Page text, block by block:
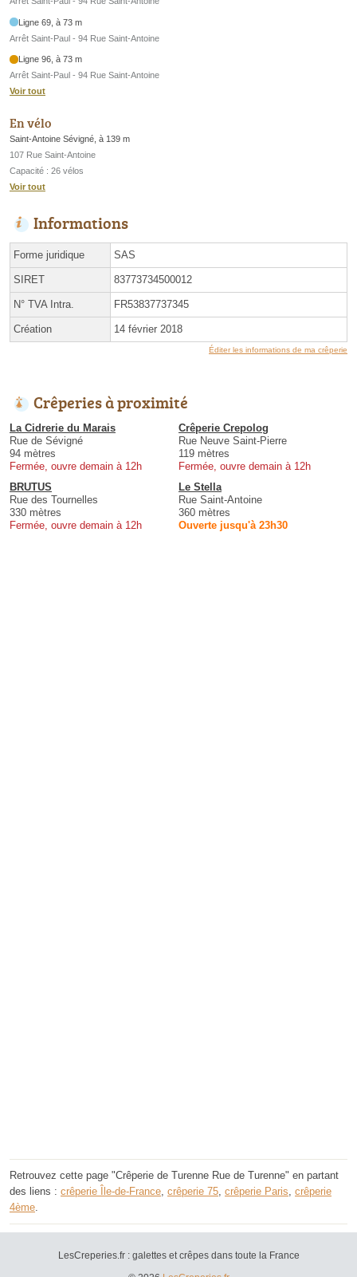
Ligne 69, à 73 m
Arrêt Saint-Paul - 94 Rue Saint-Antoine
Ligne 96, à 73 m
Arrêt Saint-Paul - 94 Rue Saint-Antoine
Voir tout
En vélo
Saint-Antoine Sévigné, à 139 m
107 Rue Saint-Antoine
Capacité : 26 vélos
Voir tout
Informations
Forme juridique SAS
SIRET 83773734500012
N° TVA Intra. FR53837737345
Création 14 février 2018
Éditer les informations de ma crêperie
Crêperies à proximité
La Cidrerie du Marais
Rue de Sévigné
94 mètres
Fermée, ouvre demain à 12h
Crêperie Crepolog
Rue Neuve Saint-Pierre
119 mètres
Fermée, ouvre demain à 12h
BRUTUS
Rue des Tournelles
330 mètres
Fermée, ouvre demain à 12h
Le Stella
Rue Saint-Antoine
360 mètres
Ouverte jusqu'à 23h30
Retrouvez cette page "Crêperie de Turenne Rue de Turenne" en partant
des liens : crêperie Île-de-France crêperie 75 crêperie Paris crêperie
4ème
LesCreperies.fr : galettes et crêpes dans toute la France